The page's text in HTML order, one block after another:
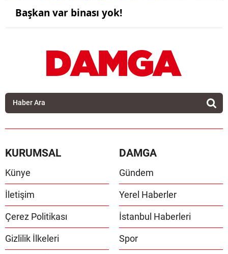
Başkan var binası yok!
KURUMSAL
Künye
İletişim
Çerez Politikası
Gizlilik İlkeleri
DAMGA
Gündem
Yerel Haberler
İstanbul Haberleri
Spor